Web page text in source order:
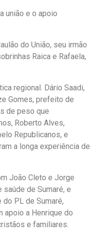
união e o apoio
do União, seu irmão
Raica e Rafaela,
regional. Dário Saadi,
Gomes, prefeito de
de peso que
Roberto Alves,
Republicanos, e
a longa experiência de
João Cleto e Jorge
de Sumaré, e
PL de Sumaré,
apoio a Henrique do
e familiares.